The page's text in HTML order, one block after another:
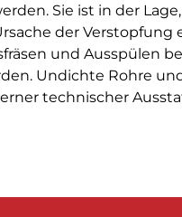
Sie ist in der
der
und Ausspülen
Undichte Rohre
technischer